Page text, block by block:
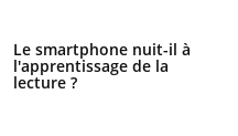
Le smartphone nuit-il à
l'apprentissage de la
lecture ?